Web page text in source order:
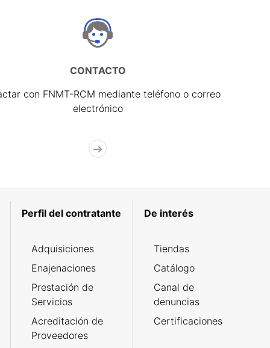
CONTACTO
con FNMT-RCM mediante teléfono o correo
electrónico
Perfil del contratante
Adquisiciones
Enajenaciones
Prestación de
Servicios
Acreditación de
Proveedores
De interés
Tiendas
Catálogo
Canal de
denuncias
Certificaciones